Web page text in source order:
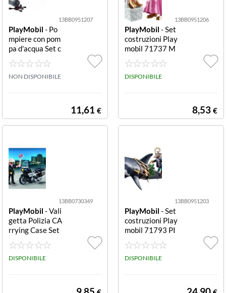
13BB0951207
PlayMobil - Po
mpiere con pom
pa d'acqua Set c
ostruzioni Play
mobil 71826 AC
TION HEROES
mpiere con pom
NON DISPONIBILE
11,61 €
13BB0951206
PlayMobil - Set
costruzioni Play
mobil 71737 M
Y LIFE Chihuahu
a con personagg
io Chihuahua co
DISPONIBILE
8,53 €
13BB0730349
PlayMobil - Vali
getta Polizia CA
rrying Case Set
costruzioni Play
mobil 5648 CAR
RYING CASE Va
DISPONIBILE
13BB0951203
PlayMobil - Set
costruzioni Play
mobil 71793 PI
RATES Pirata e
squalo gigante P
irata e squalo gi
DISPONIBILE